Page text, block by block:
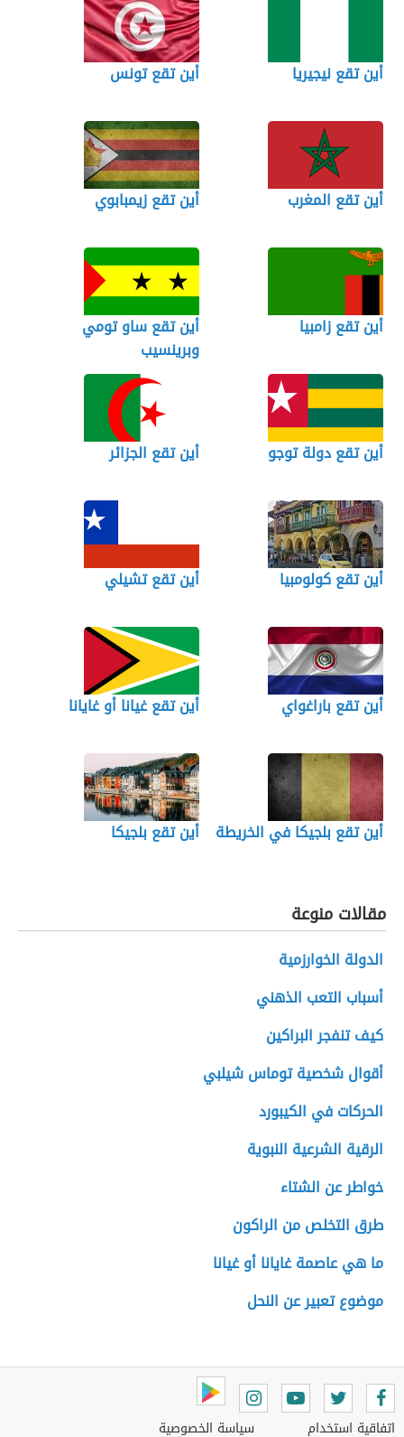
أين تقع نيجيريا أين تقع تونس
أين تقع المغرب أين تقع زيمبابوي
أين تقع زامبيا
أين تقع ساو تومي
وبرينسيب
أين تقع دولة توجو أين تقع الجزائر
أين تقع كولومبيا أين تقع تشيلي
أين تقع باراغواي أين تقع غيانا أو غايانا
أين تقع بلجيكا في الخريطة أين تقع بلجيكا
مقالات منوعة
الدولة الخوارزمية
أسباب التعب الذهني
كيف تنفجر البراكين
أقوال شخصية توماس شيلبي
الحركات في الكيبورد
الرقية الشرعية النبوية
خواطر عن الشتاء
طرق التخلص من الراكون
ما هي عاصمة غايانا أو غيانا
موضوع تعبير عن النحل
اتفاقية استخدام سياسة الخصوصية